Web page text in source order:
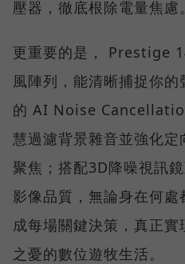
壓器，徹底根除電量焦慮。
更重要的是， Prestige
風陣列，能清晰捕捉你
的 AI Noise
慧過濾背景雜音並強化
聚焦；搭配3D降噪視訊
影像品質，無論身在何
成每場關鍵決策，真正
之憂的數位遊牧生活。